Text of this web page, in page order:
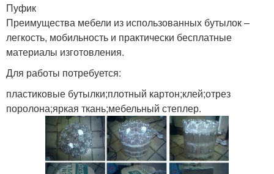
Пуфик
Преимущества мебели из использованных бутылок –
легкость, мобильность и практически бесплатные
материалы изготовления.
Для работы потребуется:
пластиковые бутылки;плотный картон;клей;отрез
поролона;яркая ткань;мебельный степлер.